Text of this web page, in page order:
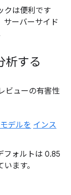
クは便利です
サーバーサイド
析する
ビューの有害性
デルを インス
フォルトは 0.85
ます。